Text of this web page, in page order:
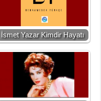
İsmet Yazar Kimdir Hayatı